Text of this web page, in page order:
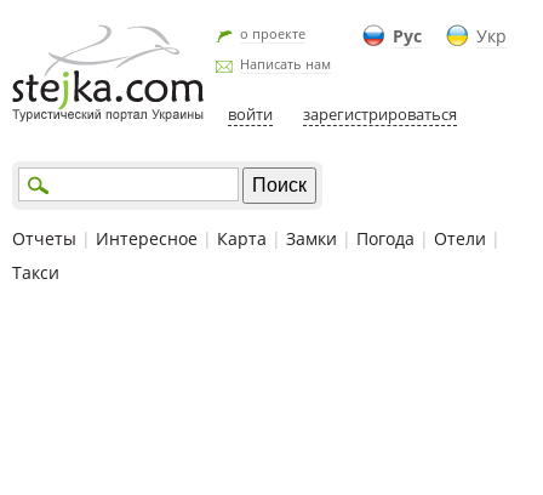
Рус Укр
о проекте
Написать нам
войти зарегистрироваться
Отчеты | Интересное | Карта | Замки | Погода | Отели |
Такси